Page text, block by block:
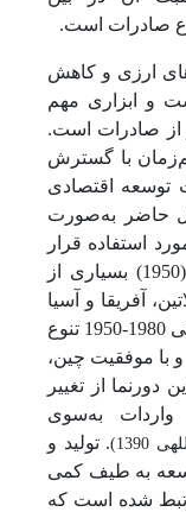
صادرات است.
ارزی و کاهش
و ابزاری مهم
از صادرات است.
تاکنون و هم‌زمان با گسترش
توسعه اقتصادی
حاضر به‌صورت
استفاده قرار
(1950) بسیاری از
آفریقا و آسیا
مهم‌ترین استراتژی خود را در دوره زمانی 1980-1950 تنوع
صادراتی قرار دادند. از ابتدای دهه 1980 و با موفقیت چین،
از تغییر
واردات به‌سوی
1390)
. تولید و
به طیف کمی
شده است که